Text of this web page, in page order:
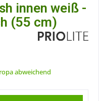
innen weiß -
(55 cm)
abweichend